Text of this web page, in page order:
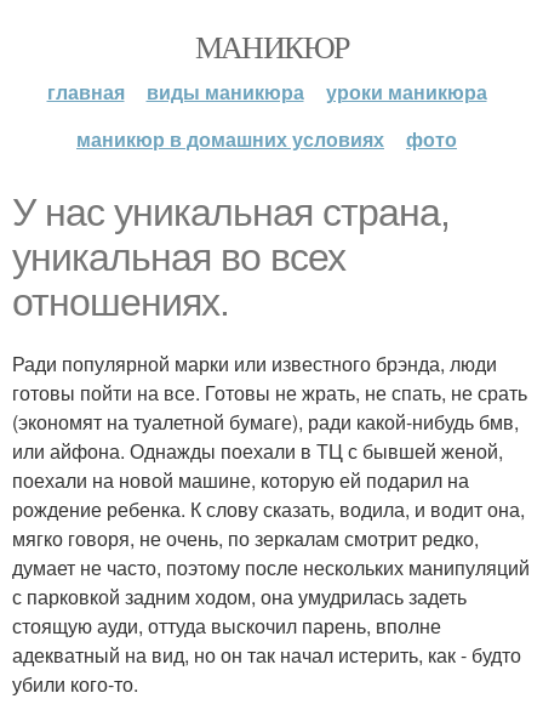
МАНИКЮР
главная виды маникюра
уроки маникюра
маникюр в домашних условиях
фото
У нас уникальная страна,
уникальная во всех
отношениях.
Ради популярной марки или известного брэнда, люди
готовы пойти на все. Готовы не жрать, не спать, не срать
(экономят на туалетной бумаге), ради какой-нибудь бмв,
или айфона. Однажды поехали в ТЦ с бывшей женой,
поехали на новой машине, которую ей подарил на
рождение ребенка. К слову сказать, водила, и водит она,
мягко говоря, не очень, по зеркалам смотрит редко,
думает не часто, поэтому после нескольких манипуляций
с парковкой задним ходом, она умудрилась задеть
стоящую ауди, оттуда выскочил парень, вполне
адекватный на вид, но он так начал истерить, как - будто
убили кого-то.